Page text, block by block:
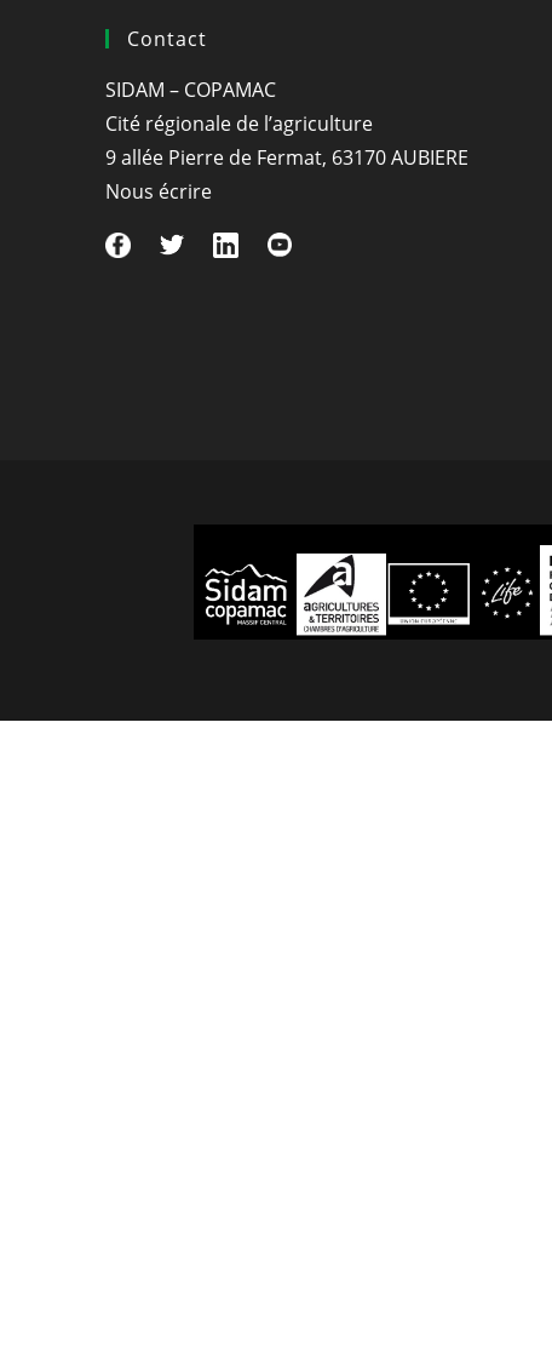
Contact
SIDAM – COPAMAC
Cité régionale de l’agriculture
9 allée Pierre de Fermat, 63170 AUBIERE
Nous écrire